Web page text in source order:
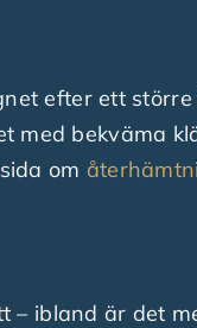
efter ett
med bekväma
om
– ibland är det